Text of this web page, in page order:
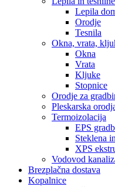
Lepila
Orodje
Tesnila
Okna, vrata,
Okna
Vrata
Kljuke
Stopnice
Orodje za
Pleskarska
Termoizolacija
EPS
Steklena
XPS
Vodovod
Brezplačna dostava
Kopalnice